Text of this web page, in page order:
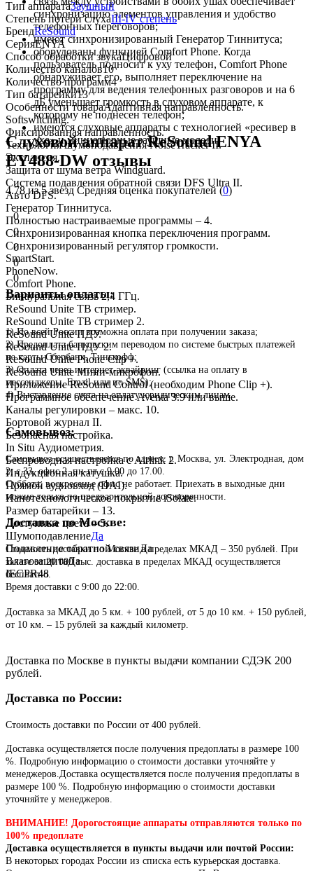
синхронизацию элементов управления и удобство
телефонных переговоров;
имеют синхронизированный Генератор Тиннитуса;
оборудованы функцией Comfort Phone. Когда
пользователь подносит к уху телефон, Comfort Phone
обнаруживает его, выполняет переключение на
программу для ведения телефонных разговоров и на 6
дБ уменьшает громкость в слуховом аппарате, к
которому не поднесен телефон;
имеются слуховые аппараты с технологией «ресивер в
ухе» и миниатюрные заушные модели.
Тип аппаратаЗаушный
Степень потери слухаIII-IV степень
БрендReSound
СерияENYA
Способ обработки звукаЦифровой
Количество каналов10
Количество программ4
Тип батарейки13
Особенности товараАдаптивная направленность.
Softswitching.
Фиксированная направленность.
Технология шумоподавления NoiseTracker II.
Экспансия.
Защита от шума ветра Windguard.
Система подавления обратной связи DFS Ultra II.
Авто DFS.
Генератор Тиннитуса.
Полностью настраиваемые программы – 4.
Синхронизированная кнопка переключения программ.
Синхронизированный регулятор громкости.
SmartStart.
PhoneNow.
Comfort Phone.
Бинауральная связь 2,4 ГГц.
ReSound Unite ТВ стример.
ReSound Unite ТВ стример 2.
ReSound Unite ПДУ.
ReSound Unite ПДУ 2.
ReSound Unite Phone Clip +.
ReSound Unite Мини-микрофон.
Приложение ReSound Control (необходим Phone Clip +).
Программное обеспечение Aventa 3.9 или выше.
Каналы регулировки – макс. 10.
Бортовой журнал II.
Безопасная настройка.
In Situ Аудиометрия.
Беспроводная настройка с Airlink 2.
Индукционная катушка.
Прямой аудиовход (DAI).
Нанотехнологическое покрытие iSolatе.
Размер батарейки – 13.
Доступные цвета – 5.
ШумоподавлениеДа
Подавление обратной связиДа
ВлагозащитаДа
IECPR48
Слуховой аппарат ReSound ENYA
EY488-DW отзывы
4.78из 5 звезд Средняя оценка покупателей (0)
0
0
0
0
0
Варианты оплаты:
1) По всей России возможна оплата при получении заказа;
2) Предоплата банковским переводом по системе быстрых платежей
на карты Сбербанк, Тинькофф;
3) Оплата через интернет-эквайринг (ссылка на оплату в
мессенджеры, Email или по SMS);
4) Выставление счета на оплату юридическим лицам.
Самовывоз:
Самовывоз осуществляется по адресу: г. Москва, ул. Электродная, дом
2, с.33, офис 2. пн-пт с 9.00 до 17.00.
Суббота, воскресенье офис не работает. Приехать в выходные дни
можно только по предварительной договоренности.
Доставка по Москве:
Стоимость доставки по Москве в пределах МКАД – 350 рублей. При
заказе от 20 000 тыс. доставка в пределах МКАД осуществляется
бесплатно.
Время доставки с 9:00 до 22:00.
Доставка за МКАД до 5 км. + 100 рублей, от 5 до 10 км. + 150 рублей,
от 10 км. – 15 рублей за каждый километр.
Доставка по Москве в пункты выдачи компании СДЭК 200
рублей.
Доставка по России:
Стоимость доставки по России от 400 рублей.
Доставка осуществляется после получения предоплаты в размере 100
%. Подробную информацию о стоимости доставки уточняйте у
менеджеров.Доставка осуществляется после получения предоплаты в
размере 100 %. Подробную информацию о стоимости доставки
уточняйте у менеджеров.
ВНИМАНИЕ! Дорогостоящие аппараты отправляются только по
100% предоплате
Доставка осуществляется в пункты выдачи или почтой России:
В некоторых городах России из списка есть курьерская доставка.